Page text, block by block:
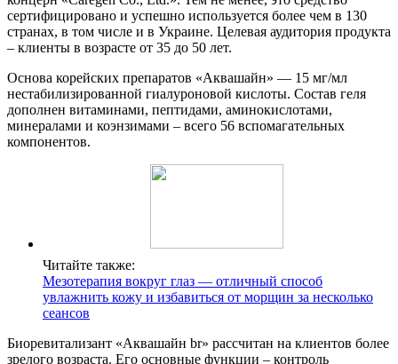
сертифицировано и успешно используется более чем в 130
странах, в том числе и в Украине. Целевая аудитория продукта
– клиенты в возрасте от 35 до 50 лет.
Основа корейских препаратов «Аквашайн» — 15 мг/мл
нестабилизированной гиалуроновой кислоты. Состав геля
дополнен витаминами, пептидами, аминокислотами,
минералами и коэнзимами – всего 56 вспомагательных
компонентов.
Читайте также:
Мезотерапия вокруг глаз — отличный способ
увлажнить кожу и избавиться от морщин за несколько
сеансов
Биоревитализант «Аквашайн br» рассчитан на клиентов более
зрелого возраста. Его основные функции – контроль